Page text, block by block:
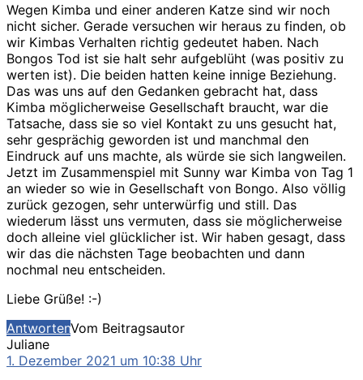
Wegen Kimba und einer anderen Katze sind wir noch
nicht sicher. Gerade versuchen wir heraus zu finden, ob
wir Kimbas Verhalten richtig gedeutet haben. Nach
Bongos Tod ist sie halt sehr aufgeblüht (was positiv zu
werten ist). Die beiden hatten keine innige Beziehung.
Das was uns auf den Gedanken gebracht hat, dass
Kimba möglicherweise Gesellschaft braucht, war die
Tatsache, dass sie so viel Kontakt zu uns gesucht hat,
sehr gesprächig geworden ist und manchmal den
Eindruck auf uns machte, als würde sie sich langweilen.
Jetzt im Zusammenspiel mit Sunny war Kimba von Tag 1
an wieder so wie in Gesellschaft von Bongo. Also völlig
zurück gezogen, sehr unterwürfig und still. Das
wiederum lässt uns vermuten, dass sie möglicherweise
doch alleine viel glücklicher ist. Wir haben gesagt, dass
wir das die nächsten Tage beobachten und dann
nochmal neu entscheiden.
Liebe Grüße! :-)
AntwortenVom Beitragsautor
Julianesagt:
1. Dezember 2021 um 10:38 Uhr